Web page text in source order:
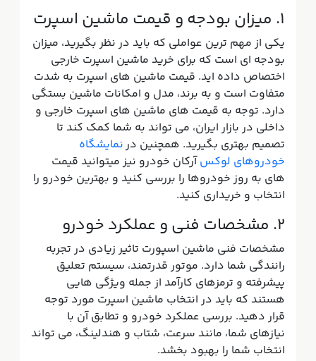
1. میزان بودجه و قیمت ماشین اسپرت
یکی از مهم ترین عواملی که باید در نظر بگیرید، میزان
بودجه ای است که برای خرید ماشین اسپرت خارجی
اختصاص داده اید. قیمت ماشین های اسپرت به شدت
متفاوت است و به برند، مدل و امکانات ماشین بستگی
دارد. توجه به قیمت های ماشین های اسپرت خارجی و
داخلی در بازار ایران، می تواند به شما کمک کند تا
تصمیم بهتری بگیرید. همچنین درنمایشگاه
خودروهای لوکسآرکان خودرو نیز میتوانید قیمت
های به روز خودروها را بررسی کنید و بهترین خودرو را
انتخاب و خریداری کنید.
2. مشخصات فنی و عملکرد خودرو
مشخصات فنی ماشین اسپورت تاثیر زیادی در تجربه
رانندگی شما دارد. موتور قدرتمند، سیستم تعلیق
پیشرفته و ترمزهای کارآمد از جمله ویژگی هایی
هستند که باید در انتخاب ماشین اسپرت مورد توجه
قرار دهید. بررسی عملکرد خودرو و تطابق آن با
نیازهای شما، مانند سرعت، شتاب و هندلینگ، می تواند
انتخاب شما را بهبود بخشد.